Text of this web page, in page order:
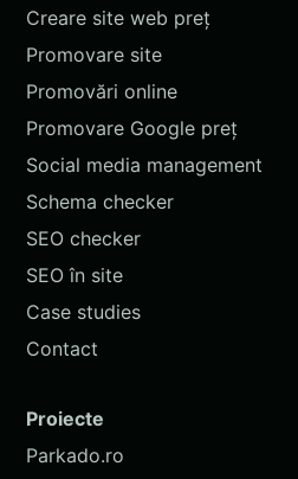
Creare site web preț
Promovare site
Promovări online
Promovare Google preț
Social media management
Schema checker
SEO checker
SEO în site
Case studies
Contact
Proiecte
Parkado.ro